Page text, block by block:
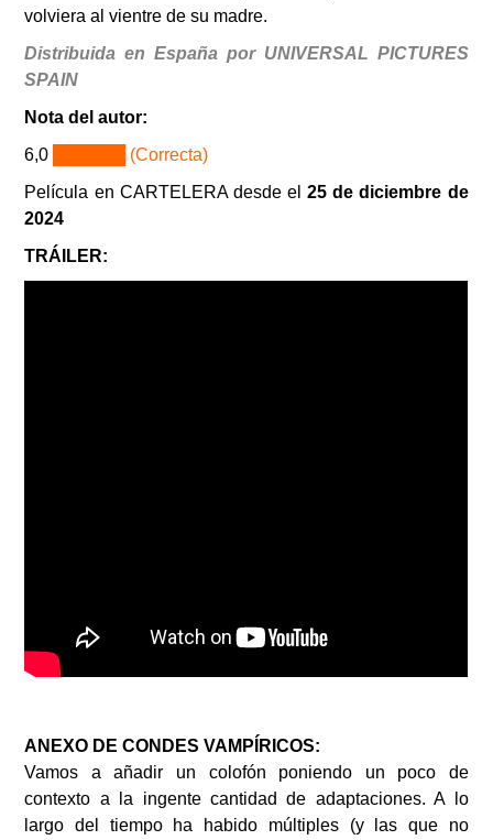
volviera al vientre de su madre.
Distribuida en España por UNIVERSAL PICTURES
SPAIN
Nota del autor:
6,0
██████ (Correcta)
Película en CARTELERA desde el25 de diciembre de
2024
TRÁILER:
ANEXO DE CONDES VAMPÍRICOS:
Vamos a añadir un colofón poniendo un poco de
contexto a la ingente cantidad de adaptaciones. A lo
largo del tiempo ha habido múltiples (y las que no